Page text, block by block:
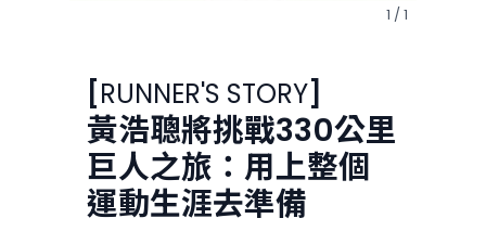
1 / 1
[RUNNER'S STORY]
黃浩聰將挑戰330公里
巨人之旅：用上整個
運動生涯去準備